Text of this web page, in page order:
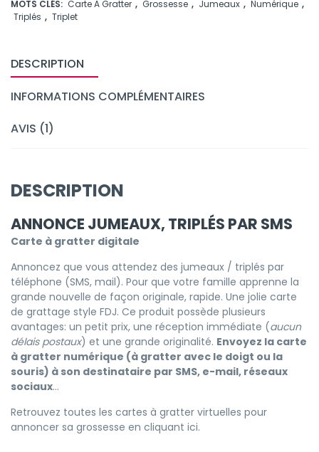
MOTS CLÉS: Carte A Gratter , Grossesse , Jumeaux , Numérique ,
Triplés , Triplet
DESCRIPTION
INFORMATIONS COMPLÉMENTAIRES
AVIS (1)
DESCRIPTION
ANNONCE JUMEAUX, TRIPLÉS PAR SMS
Carte à gratter digitale
Annoncez que vous attendez des jumeaux / triplés par
téléphone (SMS, mail). Pour que votre famille apprenne la
grande nouvelle de façon originale, rapide. Une jolie carte
de grattage style FDJ. Ce produit possède plusieurs
avantages: un petit prix, une réception immédiate (aucun
délais postaux) et une grande originalité. Envoyez la carte
à gratter numérique (à gratter avec le doigt ou la
souris) à son destinataire par SMS, e-mail, réseaux
sociaux…
Retrouvez toutes les cartes à gratter virtuelles pour
annoncer sa grossesse en cliquant ici.